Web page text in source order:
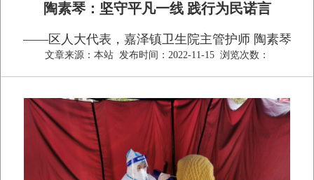
陶素琴：坚守平凡一线 践行为民诺言
——区人大代表，嘉泽镇卫生院主管护师 陶素琴
文章来源： 本站 发布时间： 2022-11-15 浏览次数：